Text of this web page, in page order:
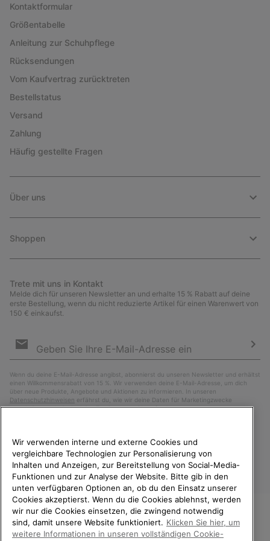
Kontaktformular
Größentabelle
Anleitung zur Schuhpflege
Rücksendungen
Vom Kaufvertrag zurücktreten
Bestellstatus
Versand
Zahlung
Häufig gestellte Fragen
Über uns
Shoppen
Trete mit uns in Kontakt
Melde dich für unseren Newsletter an und erhalte 15 % Rabatt auf deine
erste Bestellung, wenn du nicht reduzierte Artikel für einen Warenwert von
150 € einkaufst.
Anmeldung
Wenn du deine E-Mail-Adresse angibst, abonnierst du unseren Newsletter und erhältst
einen Willkommensrabatt von 15 %. Wir verwenden deine E-Mail-Adresse, um dich
über neue Produkte, Angebote und Aktionen zu informieren. In unseren
Datenschutzhinweisen erfährst du, wie wir deine Daten für Marketingzwecke
verarbeiten und wie du deine Zustimmung widerrufen kannst.
Österreich
WILLKOMMEN BEI SOREL.
Wir verwenden interne und externe Cookies und
vergleichbare Technologien zur Personalisierung von
Inhalten und Anzeigen, zur Bereitstellung von Social-Media-
Funktionen und zur Analyse der Website. Bitte gib in den
unten verfügbaren Optionen an, ob du den Einsatz unserer
Cookies akzeptierst. Wenn du die Cookies ablehnst, werden
wir nur die Cookies einsetzen, die zwingend notwendig
sind, damit unsere Website funktioniert. Klicken Sie hier, um
weitere Informationen in unseren vollständigen Cookie-